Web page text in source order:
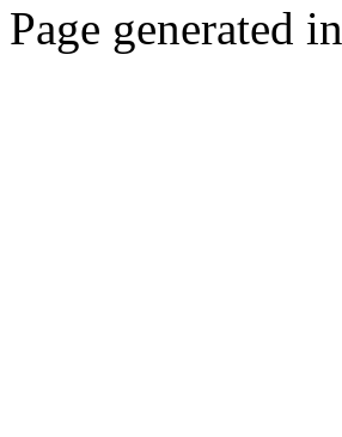
Page generated in